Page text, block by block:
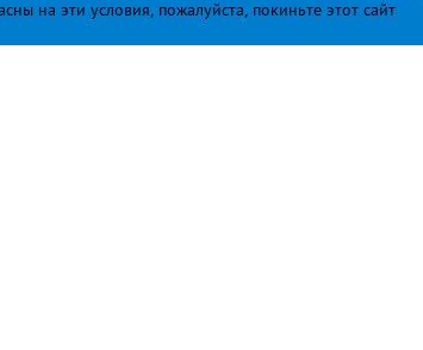
на эти условия, пожалуйста, покиньте этот сайт